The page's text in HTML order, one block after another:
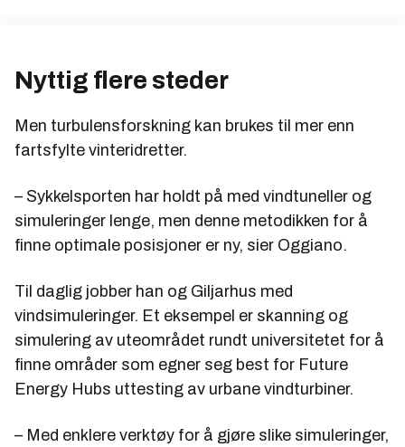
Nyttig flere steder
Men turbulensforskning kan brukes til mer enn
fartsfylte vinteridretter.
– Sykkelsporten har holdt på med vindtuneller og
simuleringer lenge, men denne metodikken for å
finne optimale posisjoner er ny, sier Oggiano.
Til daglig jobber han og Giljarhus med
vindsimuleringer. Et eksempel er skanning og
simulering av uteområdet rundt universitetet for å
finne områder som egner seg best for Future
Energy Hubs uttesting av urbane vindturbiner.
– Med enklere verktøy for å gjøre slike simuleringer,